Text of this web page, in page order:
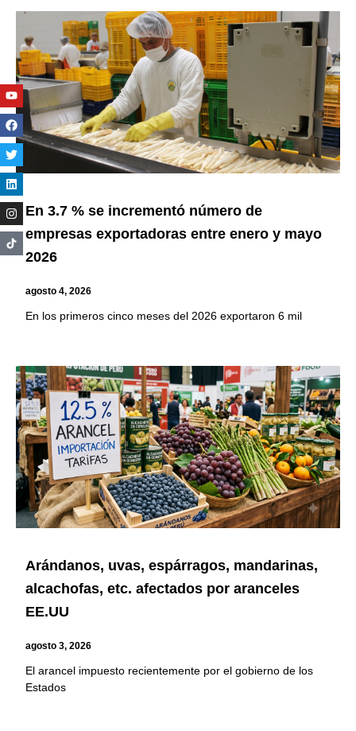
En 3.7 % se incrementó número de
empresas exportadoras entre enero y mayo
2026
agosto 4, 2026
En los primeros cinco meses del 2026 exportaron 6 mil
Arándanos, uvas, espárragos, mandarinas,
alcachofas, etc. afectados por aranceles
EE.UU
agosto 3, 2026
El arancel impuesto recientemente por el gobierno de los
Estados
Youtube
Facebook
Twitter
Linkedin
Instagram